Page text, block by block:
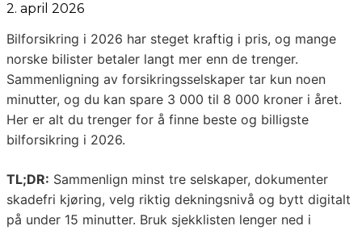
2. april 2026
Bilforsikring i 2026 har steget kraftig i pris, og mange
norske bilister betaler langt mer enn de trenger.
Sammenligning av forsikringsselskaper tar kun noen
minutter, og du kan spare 3 000 til 8 000 kroner i året.
Her er alt du trenger for å finne beste og billigste
bilforsikring i 2026.
TL;DR: Sammenlign minst tre selskaper, dokumenter
skadefri kjøring, velg riktig dekningsnivå og bytt digitalt
på under 15 minutter. Bruk sjekklisten lenger ned i